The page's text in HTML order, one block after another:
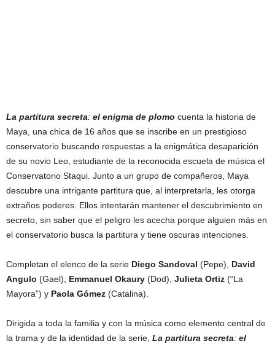
La partitura secreta: el enigma de plomo cuenta la historia de
Maya, una chica de 16 años que se inscribe en un prestigioso
conservatorio buscando respuestas a la enigmática desaparición
de su novio Leo, estudiante de la reconocida escuela de música el
Conservatorio Staqui. Junto a un grupo de compañeros, Maya
descubre una intrigante partitura que, al interpretarla, les otorga
extraños poderes. Ellos intentarán mantener el descubrimiento en
secreto, sin saber que el peligro les acecha porque alguien más en
el conservatorio busca la partitura y tiene oscuras intenciones.
Completan el elenco de la serie Diego Sandoval (Pepe), David
Angulo (Gael), Emmanuel Okaury (Dod), Julieta Ortiz (“La
Mayora”) y Paola Gómez (Catalina).
Dirigida a toda la familia y con la música como elemento central de
la trama y de la identidad de la serie, La partitura secreta: el